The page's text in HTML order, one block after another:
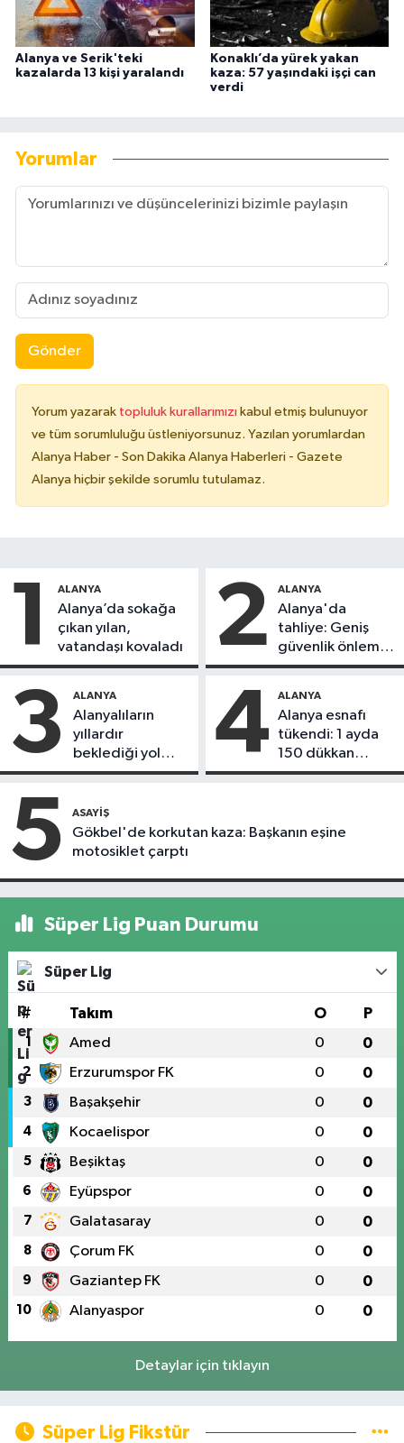
Alanya ve Serik'teki
kazalarda 13 kişi yaralandı
Konaklı’da yürek yakan
kaza: 57 yaşındaki işçi can
verdi
Yorumlar
Gönder
Yorum yazarak topluluk kurallarımızı kabul etmiş bulunuyor
ve tüm sorumluluğu üstleniyorsunuz. Yazılan yorumlardan
Alanya Haber - Son Dakika Alanya Haberleri - Gazete
Alanya hiçbir şekilde sorumlu tutulamaz.
1 ALANYA
Alanya’da sokağa
çıkan yılan,
vatandaşı kovaladı
2 ALANYA
Alanya'da
tahliye: Geniş
güvenlik önlemi
alındı
3 ALANYA
Alanyalıların
yıllardır
beklediği yol
askıdan döndü
4 ALANYA
Alanya esnafı
tükendi: 1 ayda
150 dükkan
kapandı
5 ASAYIŞ
Gökbel'de korkutan kaza: Başkanın eşine
motosiklet çarptı
Süper Lig Puan Durumu
Süper Lig
# Takım O P
1 Amed 0 0
2 Erzurumspor FK 0 0
3 Başakşehir 0 0
4 Kocaelispor 0 0
5 Beşiktaş 0 0
6 Eyüpspor 0 0
7 Galatasaray 0 0
8 Çorum FK 0 0
9 Gaziantep FK 0 0
10 Alanyaspor 0 0
Detaylar için tıklayın
Süper Lig Fikstür